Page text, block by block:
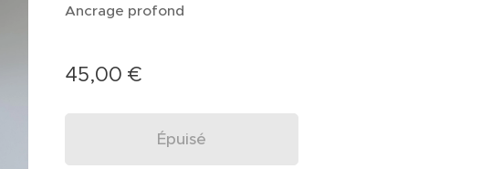
Ancrage profond
45,00 €
Épuisé